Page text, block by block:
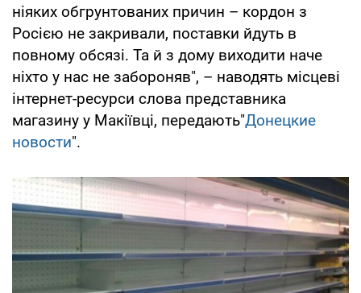
ніяких обгрунтованих причин – кордон з
Росією не закривали, поставки йдуть в
повному обсязі. Та й з дому виходити наче
ніхто у нас не забороняв", – наводять місцеві
інтернет-ресурси слова представника
магазину у Макіївці, передають"Донецкие
новости".